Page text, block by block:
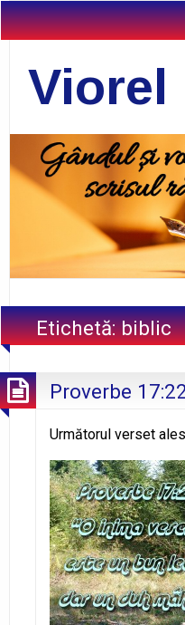
Viorel
Etichetă:biblic
Proverbe
Următorul verset